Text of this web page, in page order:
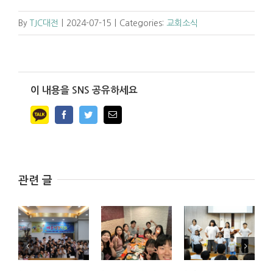
By TJC대전 2024-07-15 Categories: 교회소식
이 내용을 SNS 공유하세요
FacebookTwitterEmail
관련 글